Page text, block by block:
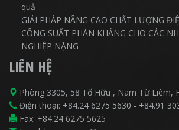
quả
GIẢI PHÁP NÂNG CAO CHẤT LƯỢNG
CÔNG SUẤT PHẢN KHÁNG CHO CÁC
NGHIỆP NẶNG
LIÊN HỆ
Phòng 3305, 58 Tố Hữu , Nam Từ Liêm,
Điện thoại: +84.24 6275 5630 - +84.91
Fax: +84.24 6275 5625